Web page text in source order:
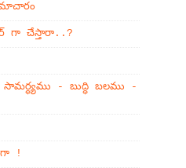
గా చేస్తారా..?
- బుద్ధి బలము -
!